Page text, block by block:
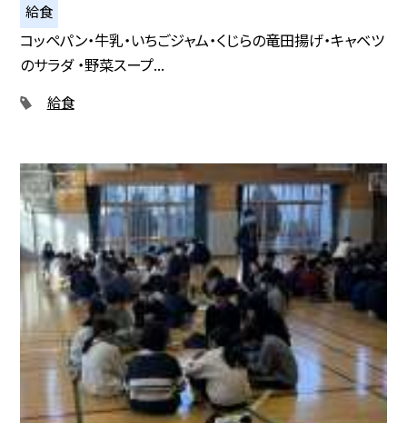
給食
コッペパン・牛乳・いちごジャム・くじらの竜田揚げ・キャベツ
のサラダ ・野菜スープ...
給食